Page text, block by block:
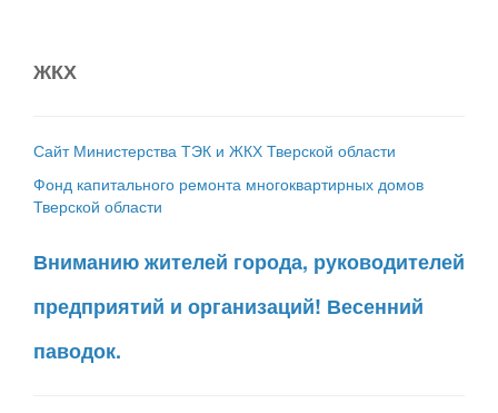
ЖКХ
Сайт Министерства ТЭК и ЖКХ Тверской области
Фонд капитального ремонта многоквартирных домов
Тверской области
Вниманию жителей города, руководителей
предприятий и организаций! Весенний
паводок.